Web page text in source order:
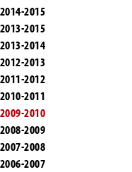
2014-2015
2013-2015
2013-2014
2012-2013
2011-2012
2010-2011
2009-2010
2008-2009
2007-2008
2006-2007